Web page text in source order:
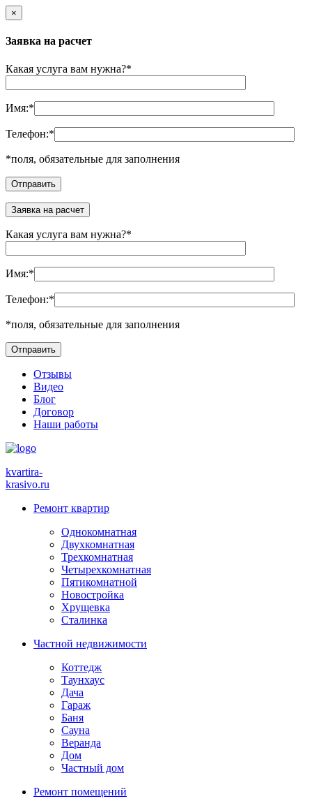
×
Заявка на расчет
Какая услуга вам нужна?*
Имя:*
Телефон:*
*поля, обязательные для заполнения
Заявка на расчет
Какая услуга вам нужна?*
Имя:*
Телефон:*
*поля, обязательные для заполнения
Отзывы
Видео
Блог
Договор
Наши работы
kvartira-
krasivo.ru
Ремонт квартир
Однокомнатная
Двухкомнатная
Трехкомнатная
Четырехкомнатная
Пятикомнатной
Новостройка
Хрущевка
Сталинка
Частной недвижимости
Коттедж
Таунхаус
Дача
Гараж
Баня
Сауна
Веранда
Дом
Частный дом
Ремонт помещений